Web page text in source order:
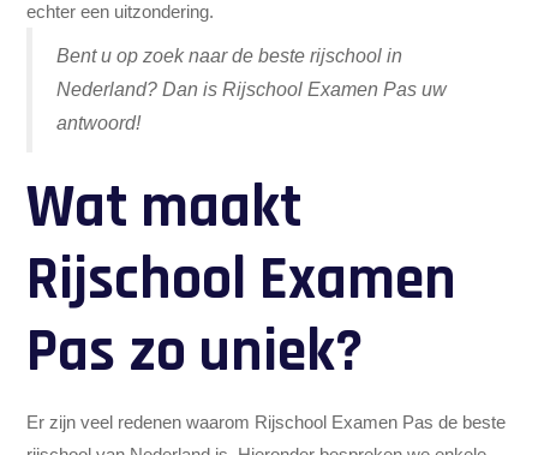
echter een uitzondering.
Bent u op zoek naar de beste rijschool in
Nederland? Dan is Rijschool Examen Pas uw
antwoord!
Wat maakt
Rijschool Examen
Pas zo uniek?
Er zijn veel redenen waarom Rijschool Examen Pas de beste